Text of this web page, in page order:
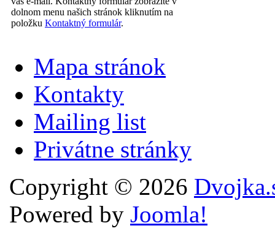
dolnom menu našich stránok kliknutím na
položku Kontaktný formulár.
Mapa stránok
Kontakty
Mailing list
Privátne stránky
Copyright © 2026
Powered by Joomla!